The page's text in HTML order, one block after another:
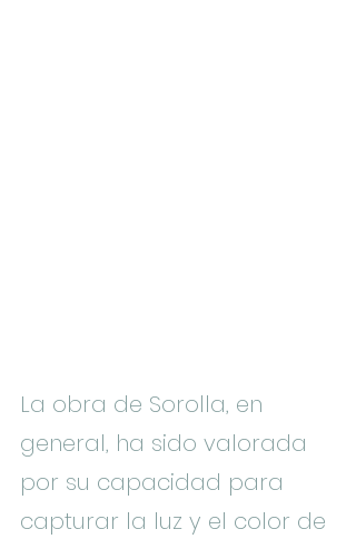
La obra de Sorolla, en
general, ha sido valorada
por su capacidad para
capturar la luz y el color de